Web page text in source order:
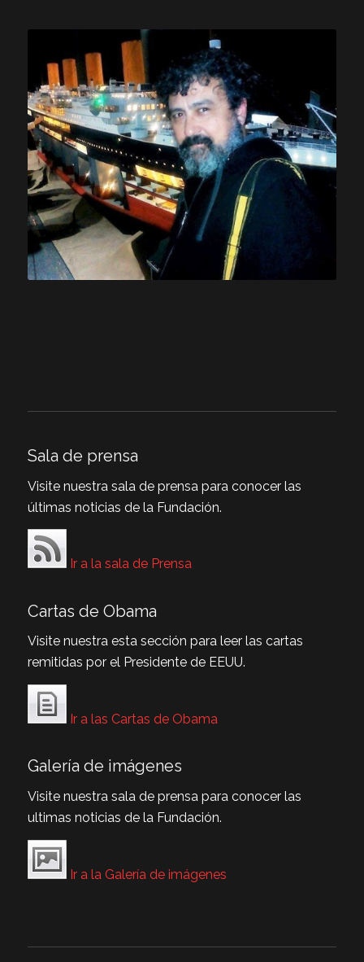
Sala de prensa
Visite nuestra sala de prensa para conocer las
últimas noticias de la Fundación.
Ir a la sala de Prensa
Cartas de Obama
Visite nuestra esta sección para leer las cartas
remitidas por el Presidente de EEUU.
Ir a las Cartas de Obama
Galería de imágenes
Visite nuestra sala de prensa para conocer las
ultimas noticias de la Fundación.
Ir a la Galería de imágenes